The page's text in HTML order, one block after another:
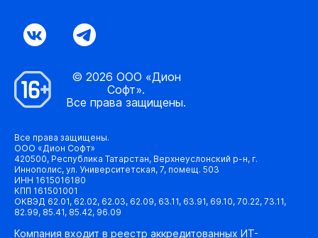
© 2026 ООО «Дион
Софт».
Все права защищены.
Все права защищены.
ООО «Дион Софт»
420500, Республика Татарстан, Верхнеуслонский р-н, г.
Иннополис, ул. Университетская, 7, помещ. 503
ИНН 1615016180
КПП 161501001
ОКВЭД 62.01, 62.02, 62.03, 62.09, 63.11, 63.91, 69.10, 70.22, 73.11,
82.99, 85.41, 85.42, 96.09
Компания входит в реестр аккредитованных ИТ-